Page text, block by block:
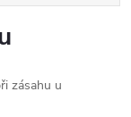
zásahu u